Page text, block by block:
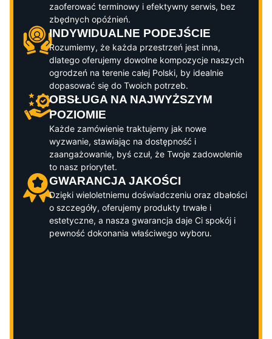
zaoferować terminowy i efektywny serwis, bez
zbędnych opóźnień.
INDYWIDUALNE PODEJŚCIE
Rozumiemy, że każda przestrzeń jest inna,
dlatego oferujemy dowolne kompozycje naszych
ogrodzeń na terenie całej Polski, by idealnie
dopasować się do Twoich potrzeb.
OBSŁUGA NA NAJWYŻSZYM
POZIOMIE
Każde zamówienie traktujemy jak nowe
wyzwanie, stawiając na dostępność i
zaangażowanie, byś czuł, że Twoje zadowolenie
to nasz priorytet.
GWARANCJA JAKOŚCI
Dzięki wieloletniemu doświadczeniu oraz dbałości
o szczegóły, oferujemy produkty trwałe i
estetyczne, a nasza gwarancja daje Ci spokój i
pewność dokonania właściwego wyboru.